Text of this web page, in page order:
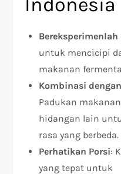
Indonesia
Bereksperimenlah
untuk mencicipi
makanan
Kombinasi
Padukan
hidangan lain
rasa yang berbeda.
Perhatikan Porsi:
yang tepat untuk